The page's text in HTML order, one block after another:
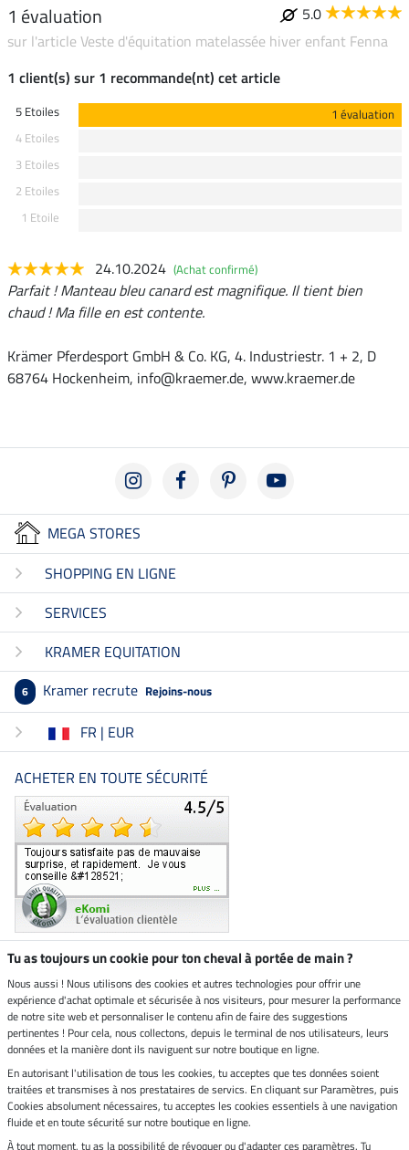
1 évaluation
5.0
sur l'article Veste d'équitation matelassée hiver enfant Fenna
1 client(s) sur 1 recommande(nt) cet article
5 Etoiles
1 évaluation
4 Etoiles
3 Etoiles
2 Etoiles
1 Etoile
24.10.2024 (Achat confirmé)
Parfait ! Manteau bleu canard est magnifique. Il tient bien
chaud ! Ma fille en est contente.
Krämer Pferdesport GmbH & Co. KG, 4. Industriestr. 1 + 2, D
68764 Hockenheim, info@kraemer.de, www.kraemer.de
MEGA STORES
SHOPPING EN LIGNE
SERVICES
KRAMER EQUITATION
6 Kramer recrute Rejoins-nous
FR | EUR
ACHETER EN TOUTE SÉCURITÉ
Boutique climatiquement
neutre
Livraison par
Paiement sécurisé
Tu as toujours un cookie pour ton cheval à portée de main ?
Nous aussi ! Nous utilisons des cookies et autres technologies pour offrir une
expérience d'achat optimale et sécurisée à nos visiteurs, pour mesurer la performance
de notre site web et personnaliser le contenu afin de faire des suggestions
pertinentes ! Pour cela, nous collectons, depuis le terminal de nos utilisateurs, leurs
données et la manière dont ils naviguent sur notre boutique en ligne.
En autorisant l'utilisation de tous les cookies, tu acceptes que tes données soient
traitées et transmises à nos prestataires de servics. En cliquant sur Paramètres, puis
Cookies absolument nécessaires, tu acceptes les cookies essentiels à une navigation
fluide et en toute sécurité sur notre boutique en ligne.
À tout moment, tu as la possibilité de révoquer ou d'adapter ces paramètres. Tu